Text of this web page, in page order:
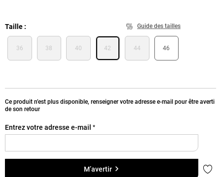
Taille Guide des tailles
36 38 40 42 44 46
Ce produit n’est plus disponible, renseigner votre adresse e-mail pour être averti
de son retour
Entrez votre adresse e-mail *
M’avertir